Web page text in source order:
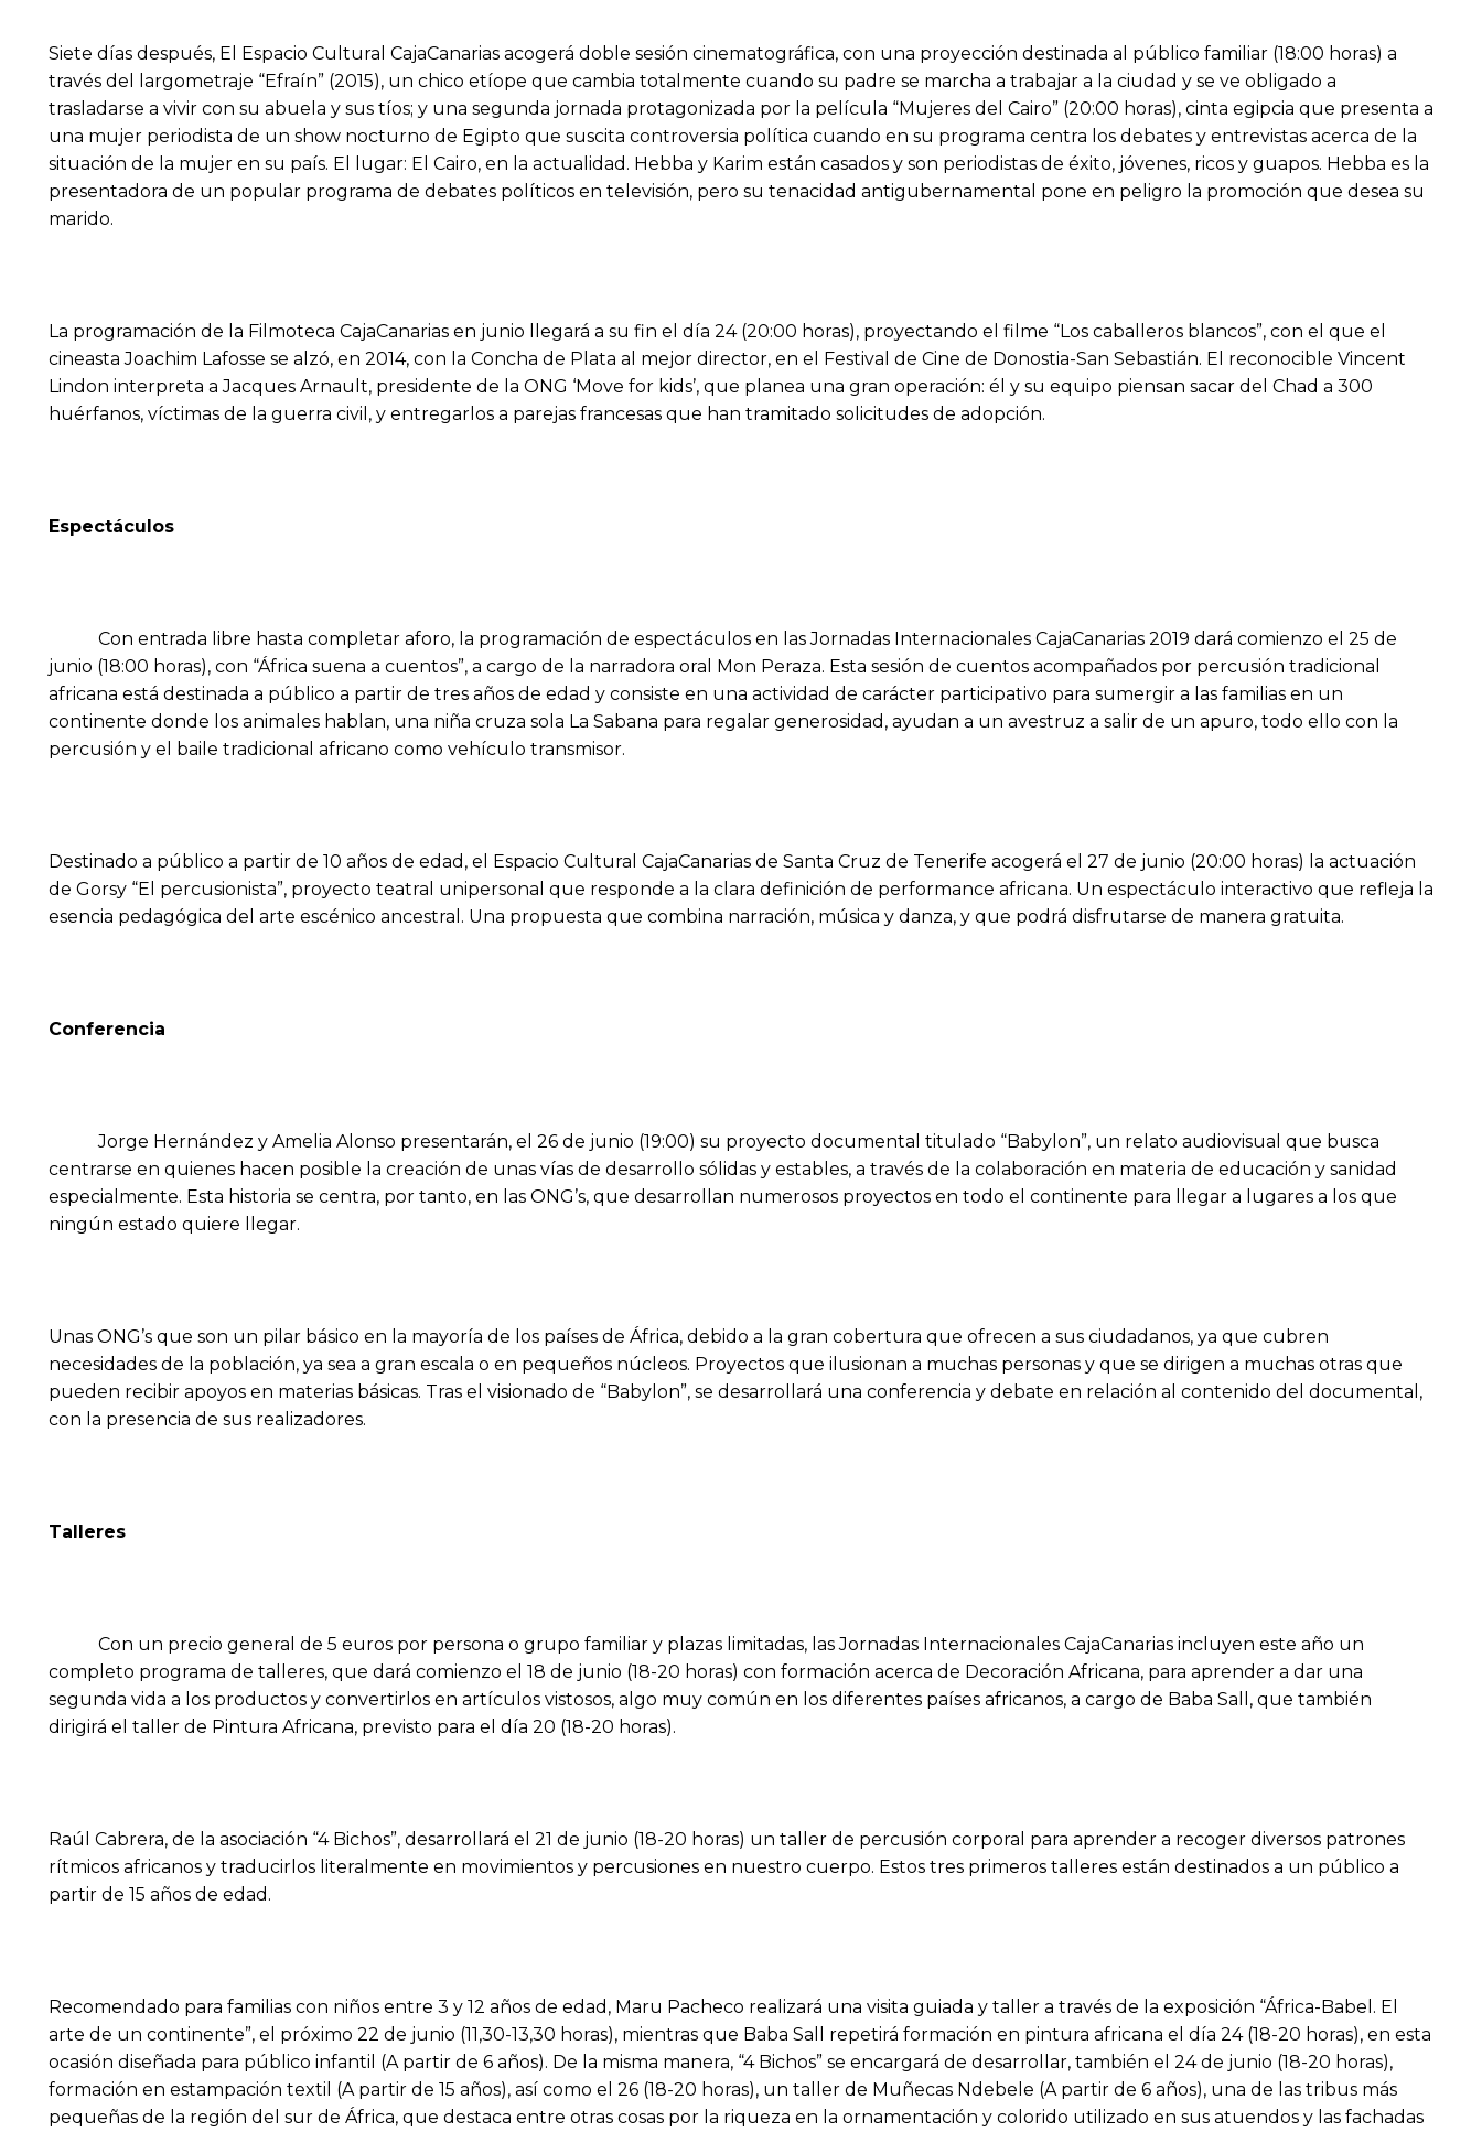
Siete días después, El Espacio Cultural CajaCanarias acogerá doble sesión cinematográfica, con una proyección destinada al público familiar (18:00 horas) a
través del largometraje “Efraín” (2015), un chico etíope que cambia totalmente cuando su padre se marcha a trabajar a la ciudad y se ve obligado a
trasladarse a vivir con su abuela y sus tíos; y una segunda jornada protagonizada por la película “Mujeres del Cairo” (20:00 horas), cinta egipcia que presenta a
una mujer periodista de un show nocturno de Egipto que suscita controversia política cuando en su programa centra los debates y entrevistas acerca de la
situación de la mujer en su país. El lugar: El Cairo, en la actualidad. Hebba y Karim están casados y son periodistas de éxito, jóvenes, ricos y guapos. Hebba es la
presentadora de un popular programa de debates políticos en televisión, pero su tenacidad antigubernamental pone en peligro la promoción que desea su
marido.
La programación de la Filmoteca CajaCanarias en junio llegará a su fin el día 24 (20:00 horas), proyectando el filme “Los caballeros blancos”, con el que el
cineasta Joachim Lafosse se alzó, en 2014, con la Concha de Plata al mejor director, en el Festival de Cine de Donostia-San Sebastián. El reconocible Vincent
Lindon interpreta a Jacques Arnault, presidente de la ONG ‘Move for kids’, que planea una gran operación: él y su equipo piensan sacar del Chad a 300
huérfanos, víctimas de la guerra civil, y entregarlos a parejas francesas que han tramitado solicitudes de adopción.
Espectáculos
Con entrada libre hasta completar aforo, la programación de espectáculos en las Jornadas Internacionales CajaCanarias 2019 dará comienzo el 25 de
junio (18:00 horas), con “África suena a cuentos”, a cargo de la narradora oral Mon Peraza. Esta sesión de cuentos acompañados por percusión tradicional
africana está destinada a público a partir de tres años de edad y consiste en una actividad de carácter participativo para sumergir a las familias en un
continente donde los animales hablan, una niña cruza sola La Sabana para regalar generosidad, ayudan a un avestruz a salir de un apuro, todo ello con la
percusión y el baile tradicional africano como vehículo transmisor.
Destinado a público a partir de 10 años de edad, el Espacio Cultural CajaCanarias de Santa Cruz de Tenerife acogerá el 27 de junio (20:00 horas) la actuación
de Gorsy “El percusionista”, proyecto teatral unipersonal que responde a la clara definición de performance africana. Un espectáculo interactivo que refleja la
esencia pedagógica del arte escénico ancestral. Una propuesta que combina narración, música y danza, y que podrá disfrutarse de manera gratuita.
Conferencia
Jorge Hernández y Amelia Alonso presentarán, el 26 de junio (19:00) su proyecto documental titulado “Babylon”, un relato audiovisual que busca
centrarse en quienes hacen posible la creación de unas vías de desarrollo sólidas y estables, a través de la colaboración en materia de educación y sanidad
especialmente. Esta historia se centra, por tanto, en las ONG’s, que desarrollan numerosos proyectos en todo el continente para llegar a lugares a los que
ningún estado quiere llegar.
Unas ONG’s que son un pilar básico en la mayoría de los países de África, debido a la gran cobertura que ofrecen a sus ciudadanos, ya que cubren
necesidades de la población, ya sea a gran escala o en pequeños núcleos. Proyectos que ilusionan a muchas personas y que se dirigen a muchas otras que
pueden recibir apoyos en materias básicas. Tras el visionado de “Babylon”, se desarrollará una conferencia y debate en relación al contenido del documental,
con la presencia de sus realizadores.
Talleres
Con un precio general de 5 euros por persona o grupo familiar y plazas limitadas, las Jornadas Internacionales CajaCanarias incluyen este año un
completo programa de talleres, que dará comienzo el 18 de junio (18-20 horas) con formación acerca de Decoración Africana, para aprender a dar una
segunda vida a los productos y convertirlos en artículos vistosos, algo muy común en los diferentes países africanos, a cargo de Baba Sall, que también
dirigirá el taller de Pintura Africana, previsto para el día 20 (18-20 horas).
Raúl Cabrera, de la asociación “4 Bichos”, desarrollará el 21 de junio (18-20 horas) un taller de percusión corporal para aprender a recoger diversos patrones
rítmicos africanos y traducirlos literalmente en movimientos y percusiones en nuestro cuerpo. Estos tres primeros talleres están destinados a un público a
partir de 15 años de edad.
Recomendado para familias con niños entre 3 y 12 años de edad, Maru Pacheco realizará una visita guiada y taller a través de la exposición “África-Babel. El
arte de un continente”, el próximo 22 de junio (11,30-13,30 horas), mientras que Baba Sall repetirá formación en pintura africana el día 24 (18-20 horas), en esta
ocasión diseñada para público infantil (A partir de 6 años). De la misma manera, “4 Bichos” se encargará de desarrollar, también el 24 de junio (18-20 horas),
formación en estampación textil (A partir de 15 años), así como el 26 (18-20 horas), un taller de Muñecas Ndebele (A partir de 6 años), una de las tribus más
pequeñas de la región del sur de África, que destaca entre otras cosas por la riqueza en la ornamentación y colorido utilizado en sus atuendos y las fachadas